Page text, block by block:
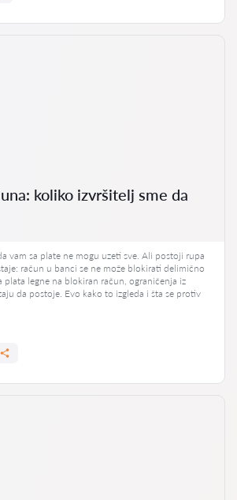
koliko izvršitelj sme da
vam sa plate ne mogu uzeti sve. Ali postoji rupa
račun u banci se ne može blokirati delimično
plata legne na blokiran račun, ograničenja iz
da postoje. Evo kako to izgleda i šta se protiv